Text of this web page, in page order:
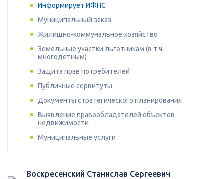
Информирует ИФНС
Муниципальный заказ
Жилищно-коммунальное хозяйство
Земельные участки льготникам (в т.ч.
многодетным)
Защита прав потребителей
Публичные сервитуты
Документы стратегического планирования
Выявление правообладателей объектов
недвижимости
Муниципальные услуги
Воскресенский Станислав Сергеевич